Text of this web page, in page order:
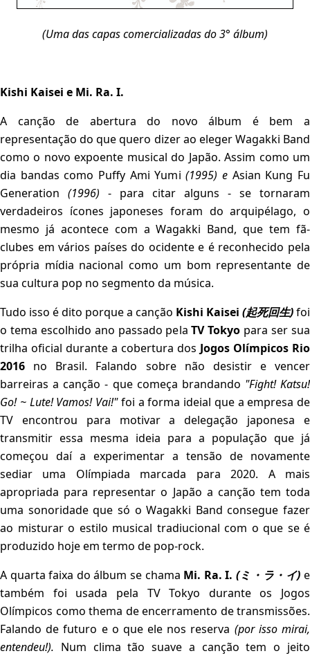
(Uma das capas comercializadas do 3° álbum)
Kishi Kaisei e Mi. Ra. I.
A canção de abertura do novo álbum é bem a
representação do que quero dizer ao eleger Wagakki Band
como o novo expoente musical do Japão. Assim como um
dia bandas como Puffy Ami Yumi (1995) eAsian Kung Fu
Generation (1996) - para citar alguns - se tornaram
verdadeiros ícones japoneses foram do arquipélago, o
mesmo já acontece com a Wagakki Band, que tem fã-
clubes em vários países do ocidente e é reconhecido pela
própria mídia nacional como um bom representante de
sua cultura pop no segmento da música.
Tudo isso é dito porque a canção Kishi Kaisei (起死回生)foi
o tema escolhido ano passado pelaTV Tokyo para ser sua
trilha oficial durante a cobertura dos Jogos Olímpicos Rio
2016 no Brasil. Falando sobre não desistir e vencer
barreiras a canção - que começa brandando "Fight! Katsu!
Go! ~ Lute! Vamos! Vai!"foi a forma ideial que a empresa de
TV encontrou para motivar a delegação japonesa e
transmitir essa mesma ideia para a população que já
começou daí a experimentar a tensão de novamente
sediar uma Olímpiada marcada para 2020. A mais
apropriada para representar o Japão a canção tem toda
uma sonoridade que só o Wagakki Band consegue fazer
ao misturar o estilo musical tradiucional com o que se é
produzido hoje em termo de pop-rock.
A quarta faixa do álbum se chama Mi. Ra. I. (ミ・ラ・イ) e
também foi usada pela TV Tokyo durante os Jogos
Olímpicos como thema de encerramento de transmissões.
Falando de futuro e o que ele nos reserva (por isso mirai,
entendeu!). Num clima tão suave a canção tem o jeito